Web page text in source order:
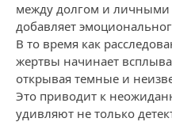
между долгом и
добавляет
В то время как
жертвы начинает
открывая темные и
Это приводит к
удивляют не только